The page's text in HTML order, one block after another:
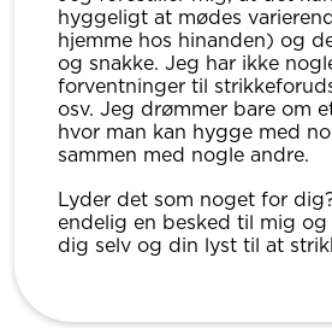
hyggeligt at mødes
hjemme hos hinanden) og
og snakke. Jeg har ikke
forventninger til
osv. Jeg drømmer bare om
hvor man kan hygge med
sammen med nogle andre.
Lyder det som noget for
endelig en besked til mig
dig selv og din lyst til at